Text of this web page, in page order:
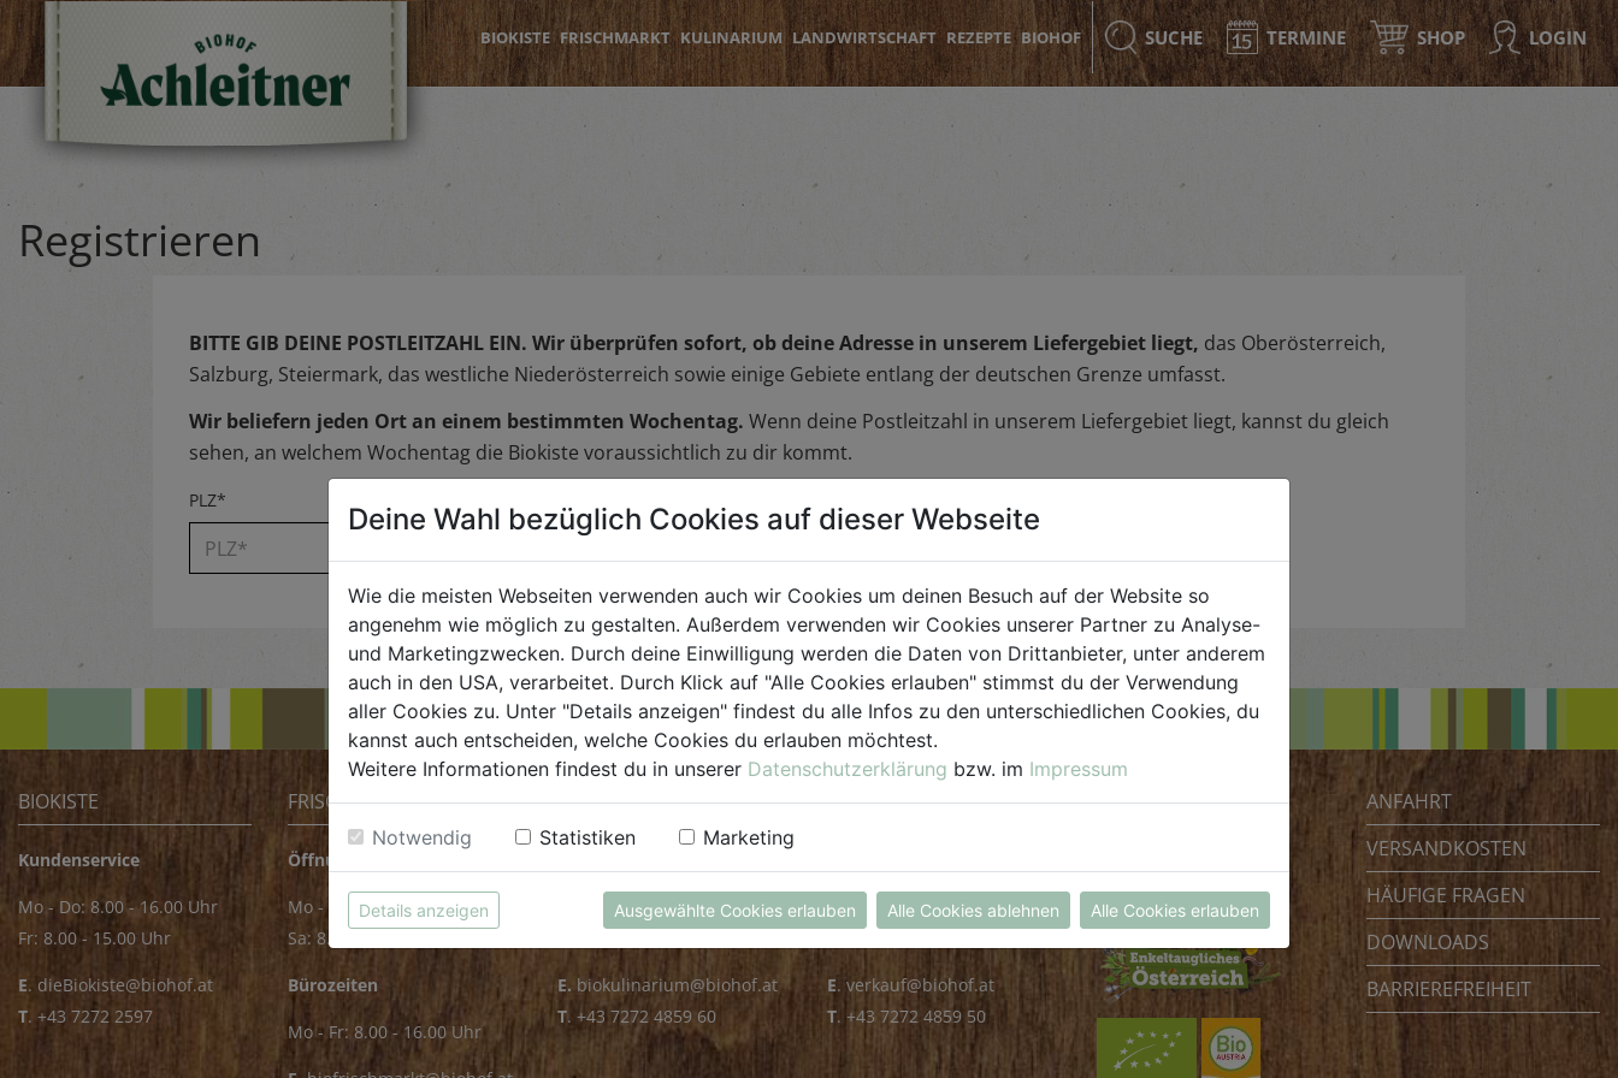
BIOKISTE FRISCHMARKT KULINARIUM LANDWIRTSCHAFT REZEPTE BIOHOF SUCHE TERMINE SHOP LOGIN
Registrieren
BITTE GIB DEINE POSTLEITZAHL EIN. Wir überprüfen sofort, ob deine Adresse in unserem Liefergebiet liegt, das Oberösterreich,
Salzburg, Steiermark, das westliche Niederösterreich sowie einige Gebiete entlang der deutschen Grenze umfasst.
Wir beliefern jeden Ort an einem bestimmten Wochentag. Wenn deine Postleitzahl in unserem Liefergebiet liegt, kannst du gleich
sehen, an welchem Wochentag die Biokiste voraussichtlich zu dir kommt.
PLZ*
BIOKISTE
Kundenservice
Mo - Do: 8.00 - 16.00 Uhr
Fr: 8.00 - 15.00 Uhr
E. dieBiokiste@biohof.at
T. +43 7272 2597
FRISCHMARKT
Öffnungszeiten
Mo - Fr: 8.00 - 18.00 Uhr
Sa: 8.00 - 14.00 Uhr
Bürozeiten
Mo - Fr: 8.00 - 16.00 Uhr
KULINARIUM
Mo - Fr: 8.00 - 14.30 Uhr
E. biokulinarium@biohof.at
T. +43 7272 4859 60
GROSSHANDEL
Mo - Do: 8.00 - 16.00 Uhr
E. verkauf@biohof.at
T. +43 7272 4859 50
Biohof Achleitner
4070 Eferding
Österreich
ANFAHRT
VERSANDKOSTEN
HÄUFIGE FRAGEN
DOWNLOADS
BARRIEREFREIHEIT
Deine Wahl bezüglich Cookies auf dieser Webseite
Wie die meisten Webseiten verwenden auch wir Cookies um deinen Besuch auf der Website so
angenehm wie möglich zu gestalten. Außerdem verwenden wir Cookies unserer Partner zu Analyse-
und Marketingzwecken. Durch deine Einwilligung werden die Daten von Drittanbieter, unter anderem
auch in den USA, verarbeitet. Durch Klick auf "Alle Cookies erlauben" stimmst du der Verwendung
aller Cookies zu. Unter "Details anzeigen" findest du alle Infos zu den unterschiedlichen Cookies, du
kannst auch entscheiden, welche Cookies du erlauben möchtest.
Weitere Informationen findest du in unserer Datenschutzerklärung bzw. im Impressum
Notwendig Statistiken Marketing
Details anzeigen Ausgewählte Cookies erlauben Alle Cookies ablehnen Alle Cookies erlauben